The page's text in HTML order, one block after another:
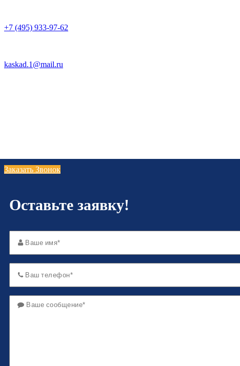
+7 (495) 933-97-62
kaskad.1@mail.ru
Заказать Звонок
Оставьте заявку!